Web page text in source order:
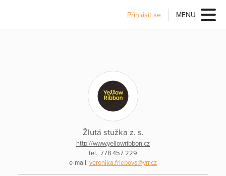
Přihlásit se MENU
Žlutá stužka z. s.
http://www.yellowribbon.cz
tel.: 778 457 229
e-mail: veronika.friebova@yrr.cz